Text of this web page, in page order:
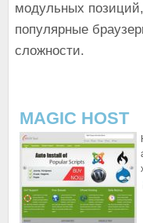
модульных
популярные
сложности.
MAGIC HOST